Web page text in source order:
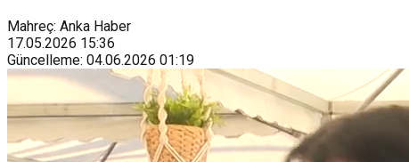
Mahreç: Anka Haber
17.05.2026 15:36
Güncelleme: 04.06.2026 01:19